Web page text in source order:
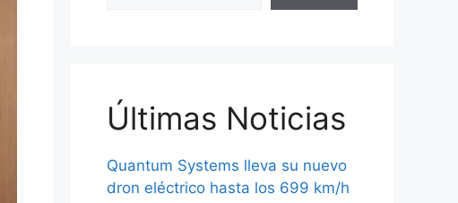
Últimas Noticias
Quantum Systems lleva su nuevo
dron eléctrico hasta los 699 km/h